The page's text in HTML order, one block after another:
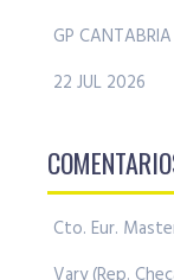
GP
22 JUL 2026
Cto. Eur.